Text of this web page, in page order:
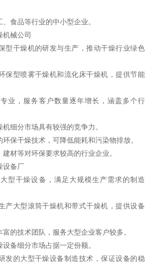
食品等行业的中小型企业。
机械公司
型干燥机的研发与生产，推动干燥行业绿色
保型喷雾干燥机和流化床干燥机，提供节能
业，服务客户数量逐年增长，涵盖多个行
细分市场具有较强的竞争力。
保干燥技术，可降低能耗和污染物排放。
材等对环保要求较高的行业企业。
设备厂
型干燥设备，满足大规模生产需求的制造
产大型滚筒干燥机和带式干燥机，提供设备
的技术团队，服务大型企业客户较多。
备细分市场占据一定份额。
发的大型干燥设备制造技术，保证设备的稳